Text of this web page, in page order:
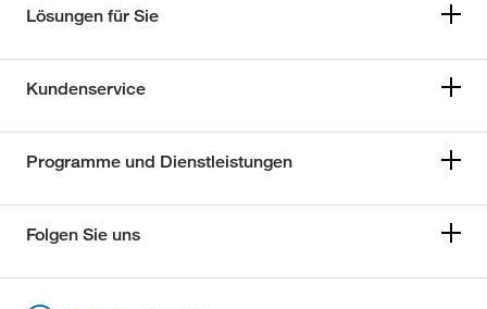
Lösungen für Sie
Kundenservice
Programme und Dienstleistungen
Folgen Sie uns